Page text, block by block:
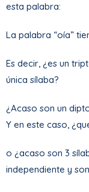
esta palabra:
La palabra “oía”
Es decir, ¿es un
única sílaba?
¿Acaso son un
Y en este caso,
o ¿acaso son 3
independiente y